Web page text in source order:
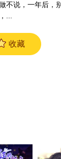
不说，一年后，
...
收藏